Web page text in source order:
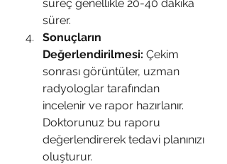
süreç genellikle 20-40 dakika
sürer.
Sonuçların
Değerlendirilmesi: Çekim
sonrası görüntüler, uzman
radyologlar tarafından
incelenir ve rapor hazırlanır.
Doktorunuz bu raporu
değerlendirerek tedavi planınızı
oluşturur.